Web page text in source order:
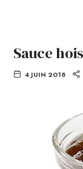
Sauce
4 JUIN 2018